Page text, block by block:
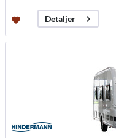
Detaljer